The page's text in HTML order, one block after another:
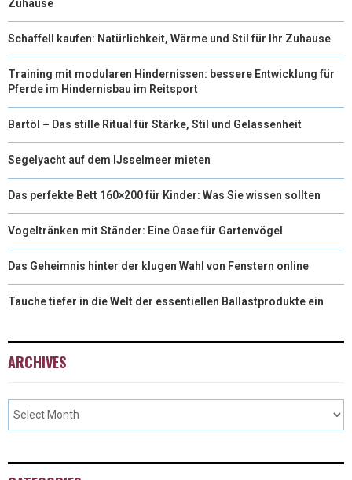
Zuhause
Schaffell kaufen: Natürlichkeit, Wärme und Stil für Ihr Zuhause
Training mit modularen Hindernissen: bessere Entwicklung für
Pferde im Hindernisbau im Reitsport
Bartöl – Das stille Ritual für Stärke, Stil und Gelassenheit
Segelyacht auf dem IJsselmeer mieten
Das perfekte Bett 160×200 für Kinder: Was Sie wissen sollten
Vogeltränken mit Ständer: Eine Oase für Gartenvögel
Das Geheimnis hinter der klugen Wahl von Fenstern online
Tauche tiefer in die Welt der essentiellen Ballastprodukte ein
ARCHIVES